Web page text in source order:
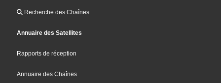
Recherche des Chaînes
Annuaire des Satellites
Rapports de réception
Annuaire des Chaînes